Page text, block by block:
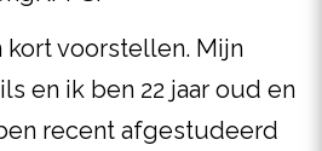
kort voorstellen. Mijn
en ik ben 22 jaar oud en
recent afgestudeerd